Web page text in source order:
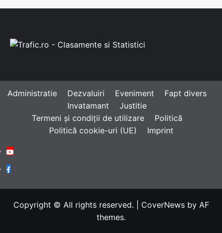
Administratie Dezvaluiri Eveniment
Fapt divers
Invatamant
Justitie
Termeni și condiții de utilizare
Politică
Politică cookie-uri (UE)
Imprint
Youtube
Facebook
Copyright © All rights reserved. CoverNewsby AF
themes.